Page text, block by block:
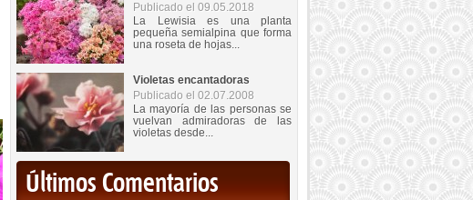
Publicado el 09.05.2018
La Lewisia es una planta
pequeña semialpina que forma
una roseta de hojas...
Violetas encantadoras
Publicado el 02.07.2008
La mayoría de las personas se
vuelvan admiradoras de las
violetas desde...
Últimos Comentarios